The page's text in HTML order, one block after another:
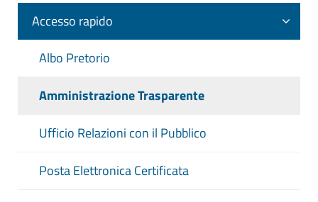
Periodo
Da (aaaa-mm-gg)
a (aaaa-mm-gg)
CERCA
Accesso rapido
Albo Pretorio
Amministrazione Trasparente
Ufficio Relazioni con il Pubblico
Posta Elettronica Certificata